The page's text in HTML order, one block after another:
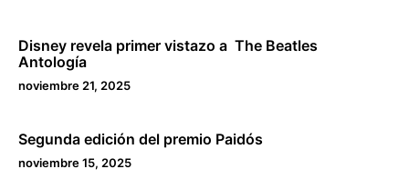
Disney revela primer vistazo a The Beatles
Antología
noviembre 21, 2025
Segunda edición del premio Paidós
noviembre 15, 2025